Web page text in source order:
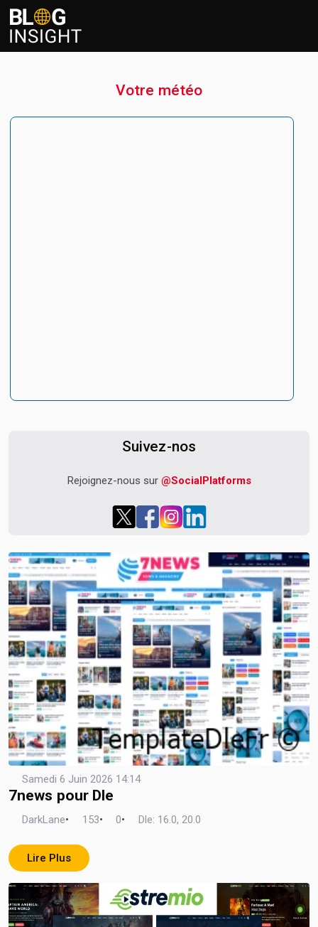
Samedi 6 Juin 2026 14:14
7news pour Dle
DarkLane• 153• 0• Dle: 16.0, 20.0
Lire Plus
Votre météo
Suivez-nos
Rejoignez-nous sur @SocialPlatforms